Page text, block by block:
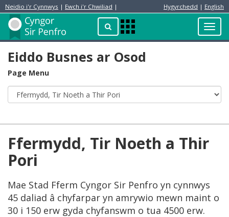
Neidio i'r Cynnwys | Ewch i'r Chwiliad | Hygyrchedd | English
ChwilioApps
Menu
Preswylydd
Eiddo Busnes ar Osod
Page Menu
Ffermydd, Tir Noeth a Thir
Pori
Mae Stad Fferm Cyngor Sir Penfro yn cynnwys
45 daliad â chyfarpar yn amrywio mewn maint o
30 i 150 erw gyda chyfanswm o tua 4500 erw.